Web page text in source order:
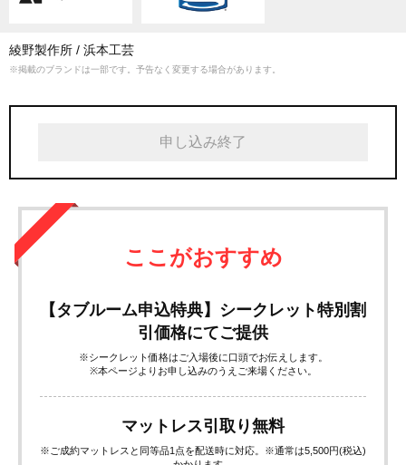
綾野製作所 浜本工芸
※掲載のブランドは一部です。予告なく変更する場合があります。
申し込み終了
ここがおすすめ
【タブルーム申込特典】シークレット特別割
引価格にてご提供
※シークレット価格はご入場後に口頭でお伝えします。
※本ページよりお申し込みのうえご来場ください。
マットレス引取り無料
※ご成約マットレスと同等品1点を配送時に対応。※通常は5,500円(税込)